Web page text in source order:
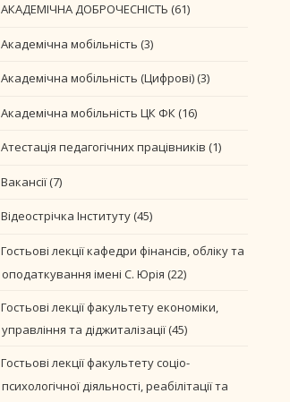
АКАДЕМІЧНА ДОБРОЧЕСНІСТЬ (61)
Академічна мобільність (3)
Академічна мобільність (Цифрові)(3)
Академічна мобільність ЦК ФК(16)
Атестація педагогічних працівників (1)
Вакансії(7)
Відеострічка Інституту(45)
Гостьові лекції кафедри фінансів, обліку та
оподаткування імені С. Юрія (22)
Гостьові лекції факультету економіки,
управління та діджиталізації(45)
Гостьові лекції факультету соціо-
психологічної діяльності, реабілітації та